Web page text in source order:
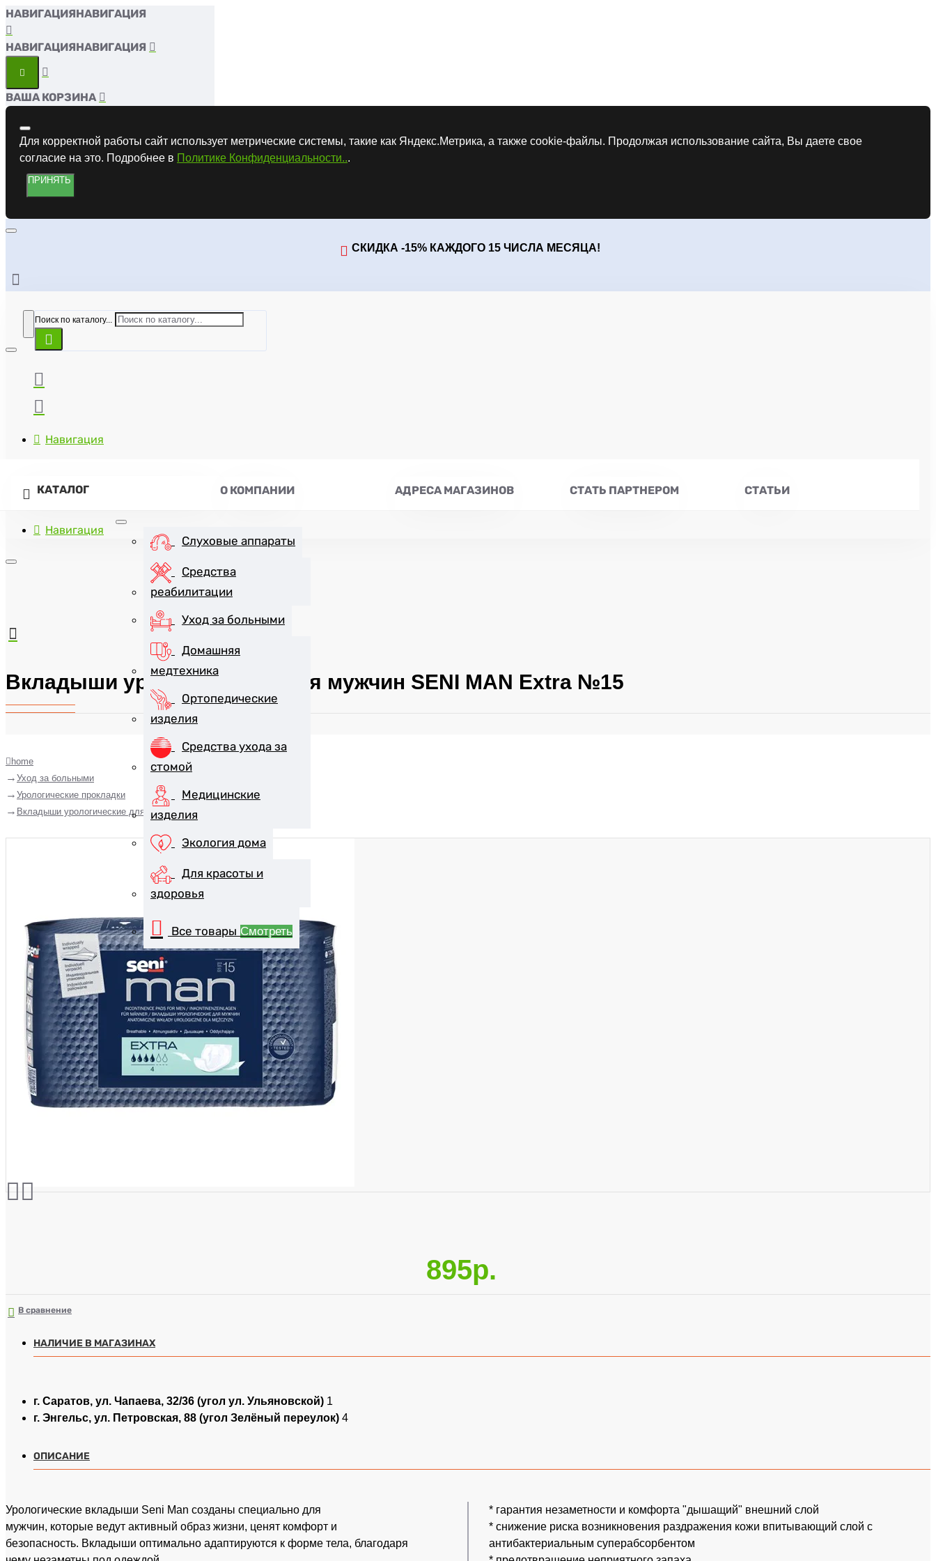
НАВИГАЦИЯ
НАВИГАЦИЯ
ВАША КОРЗИНА
Для корректной работы сайт использует метрические системы, такие как Яндекс.Метрика, а также cookie-файлы. Продолжая использование сайта, Вы даете свое
согласие на это. Подробнее в Политике Конфиденциальности...
ПРИНЯТЬ
СКИДКА -15% КАЖДОГО 15 ЧИСЛА МЕСЯЦА!
Поиск по каталогу...
Навигация
КАТАЛОГ
Слуховые аппараты
Средства
реабилитации
Уход за больными
Домашняя
медтехника
Ортопедические
изделия
Средства ухода за
стомой
Медицинские
изделия
Экология дома
Для красоты и
здоровья
Все товары Смотреть
О КОМПАНИИ АДРЕСА МАГАЗИНОВ СТАТЬ ПАРТНЕРОМ СТАТЬИ
Навигация
Вкладыши урологические для мужчин SENI MAN Extra №15
home
Уход за больными
Урологические прокладки
Вкладыши урологические для мужчин SENI MAN Extra №15
895р.
В сравнение
НАЛИЧИЕ В МАГАЗИНАХ
г. Саратов, ул. Чапаева, 32/36 (угол ул. Ульяновской) 1
г. Энгельс, ул. Петровская, 88 (угол Зелёный переулок) 4
ОПИСАНИЕ
Урологические вкладыши Seni Man созданы специально для
мужчин, которые ведут активный образ жизни, ценят комфорт и
безопасность. Вкладыши оптимально адаптируются к форме тела, благодаря
* гарантия незаметности и комфорта "дышащий" внешний слой
* снижение риска возникновения раздражения кожи впитывающий слой с
антибактериальным суперабсорбентом